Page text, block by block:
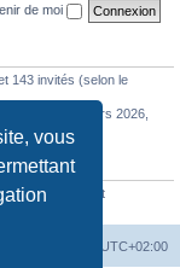
vous
de moi
143 invités (selon le
le 11 mars 2026,
le plus récent est
UTC+02:00